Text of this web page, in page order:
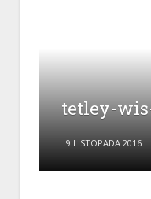
tetley-
9 LISTOPADA 2016